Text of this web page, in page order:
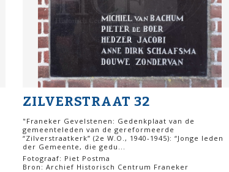
ZILVERSTRAAT 32
"Franeker Gevelstenen: Gedenkplaat van de
gemeenteleden van de gereformeerde
“Zilverstraatkerk” (2e W.O., 1940-1945): “Jonge leden
der Gemeente, die gedu...
Fotograaf: Piet Postma
Bron: Archief Historisch Centrum Franeker